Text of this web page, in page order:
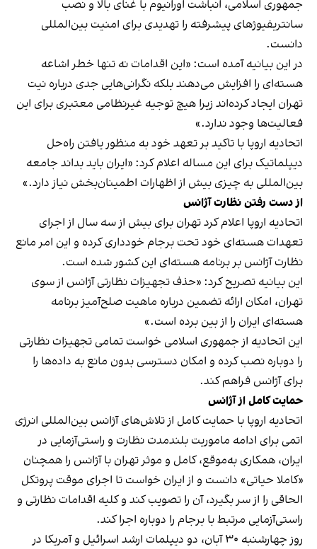
جمهوری اسلامی، انباشت اورانیوم با غنای بالا و نصب
سانتریفیوژهای پیشرفته را تهدیدی برای امنیت بین‌المللی
دانست.
در این بیانیه آمده است: «این اقدامات نه‌ تنها خطر اشاعه
هسته‌ای را افزایش می‌دهند بلکه نگرانی‌هایی جدی درباره نیت
تهران ایجاد کرده‌اند زیرا هیچ توجیه غیرنظامی معتبری برای این
فعالیت‌ها وجود ندارد.»
اتحادیه اروپا با تاکید بر تعهد خود به منظور یافتن راه‌حل
دیپلماتیک برای این مساله اعلام کرد: «ایران باید بداند جامعه
بین‌المللی به چیزی بیش از اظهارات اطمینان‌بخش نیاز دارد.»
از دست رفتن نظارت آژانس
اتحادیه اروپا اعلام کرد تهران برای بیش از سه سال از اجرای
تعهدات هسته‌ای خود تحت برجام خودداری کرده و این امر مانع
نظارت آژانس بر برنامه هسته‌ای این کشور شده است.
این بیانیه تصریح کرد: «حذف تجهیزات نظارتی آژانس از سوی
تهران، امکان ارائه تضمین درباره ماهیت صلح‌آمیز برنامه
هسته‌ای ایران را از بین برده است.»
این اتحادیه از جمهوری اسلامی خواست تمامی تجهیزات نظارتی
را دوباره نصب کرده و امکان دسترسی بدون مانع به داده‌ها را
برای آژانس فراهم کند.
حمایت کامل از آژانس
اتحادیه اروپا با حمایت کامل از تلاش‌های آژانس بین‌المللی انرژی
اتمی برای ادامه ماموریت بلندمدت نظارت و راستی‌آزمایی در
ایران، همکاری به‌موقع، کامل و موثر تهران با آژانس را همچنان
«کاملا حیاتی» دانست و از ایران خواست تا اجرای موقت پروتکل
الحاقی را از سر بگیرد، آن را تصویب کند و کلیه اقدامات نظارتی و
راستی‌آزمایی مرتبط با برجام را دوباره اجرا کند.
روز چهارشنبه ۳۰ آبان، دو دیپلمات ارشد اسرائیل و آمریکا در